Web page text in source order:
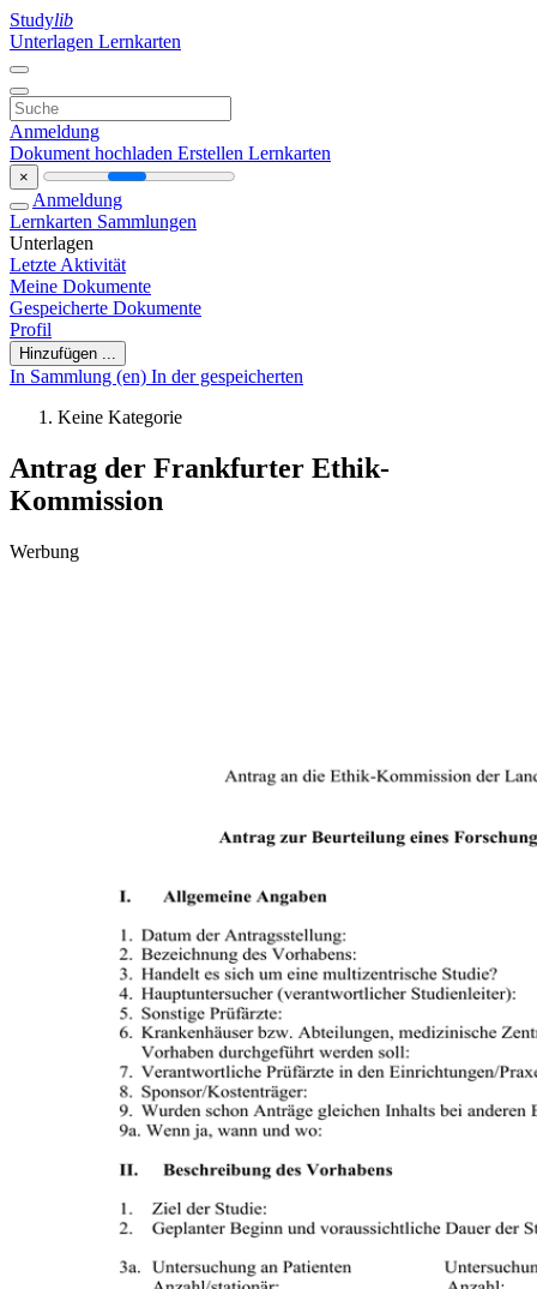
Studylib
Unterlagen Lernkarten
Anmeldung
Dokument hochladen Erstellen Lernkarten
×
Anmeldung
Lernkarten Sammlungen
Unterlagen
Letzte Aktivität
Meine Dokumente
Gespeicherte Dokumente
Profil
Hinzufügen ...
In Sammlung (en) In der gespeicherten
Keine Kategorie
Antrag der Frankfurter Ethik-
Kommission
Werbung